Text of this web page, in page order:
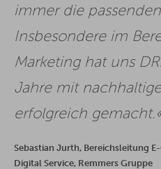
immer die
Insbesondere im
Marketing hat uns
Jahre mit
erfolgreich gemacht.
Sebastian Jurth, Bereichsleitung
Digital Service, Remmers Gruppe